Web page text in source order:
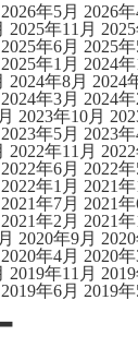
2026年5月 2026年
2025年11月
2025年6月 2025年
2025年1月 2024年
2024年8月 2024
2024年3月 2024年
2023年10月
2023年5月 2023年
2022年11月
2022年6月 2022年
2022年1月 2021年
2021年7月 2021年
2021年2月 2021年
2020年9月
2020年4月 2020年
2019年11月
2019年6月 2019年